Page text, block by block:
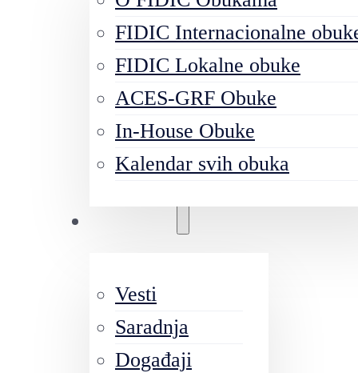
FIDIC Internacionalne
FIDIC Lokalne obuke
ACES-GRF Obuke
In-House Obuke
Kalendar svih obuka
Vesti
Saradnja
Događaji